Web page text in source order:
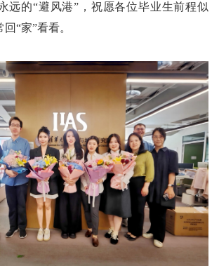
远的“避风港”，祝愿各位毕业生前程似
“家”看看。